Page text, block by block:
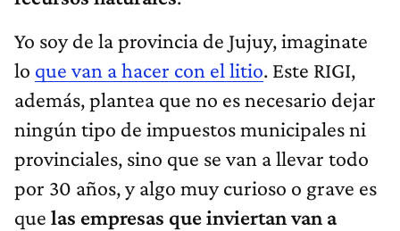
Yo soy de la provincia de Jujuy, imaginate
lo que van a hacer con el litio. Este RIGI,
además, plantea que no es necesario dejar
ningún tipo de impuestos municipales ni
provinciales, sino que se van a llevar todo
por 30 años, y algo muy curioso o grave es
que las empresas que inviertan van a